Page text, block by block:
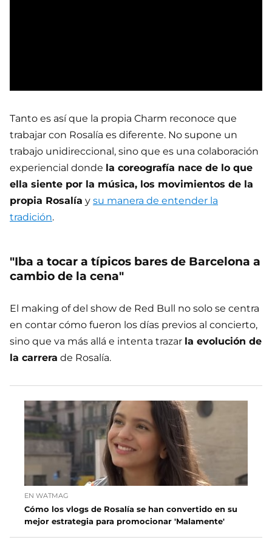
Tanto es así que la propia Charm reconoce que
trabajar con Rosalía es diferente. No supone un
trabajo unidireccional, sino que es una colaboración
experiencial donde la coreografía nace de lo que
ella siente por la música, los movimientos de la
propia Rosalía y su manera de entender la
tradición.
"Iba a tocar a típicos bares de Barcelona a
cambio de la cena"
El making of del show de Red Bull no solo se centra
en contar cómo fueron los días previos al concierto,
sino que va más allá e intenta trazar la evolución de
la carrera de Rosalía.
EN WATMAG
Cómo los vlogs de Rosalía se han convertido en su
mejor estrategia para promocionar 'Malamente'